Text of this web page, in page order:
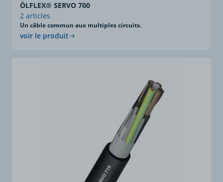
ÖLFLEX® SERVO 700
2 articles
Un câble commun aux multiples circuits.
voir le produit